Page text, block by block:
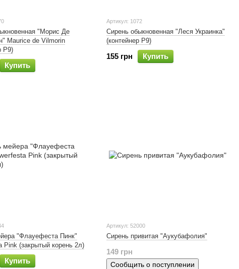
"Морис Де
Maurice de Vilmorin
Р9)
Купить
Артикул: 1072
Сирень обыкновенная "Леся Украинка"
(контейнер Р9)
155 грн Купить
"Флауефеста Пинк"
Pink (закрытый корень 2л)
Купить
Артикул: 52000
Сирень привитая "Аукубафолия"
149 грн
Сообщить о поступлении